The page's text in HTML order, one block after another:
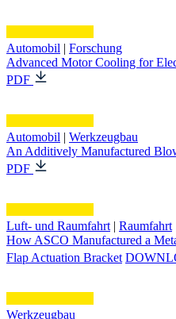
Automobil | Forschung
Advanced Motor Cooling for
PDF
Automobil | Werkzeugbau
An Additively Manufactured
PDF
Luft- und Raumfahrt | Raumfahrt
How ASCO Manufactured a
Flap Actuation Bracket
Werkzeugbau